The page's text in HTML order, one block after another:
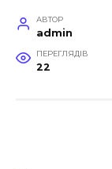
АВТОР
admin
ПЕРЕГЛЯДІВ
22